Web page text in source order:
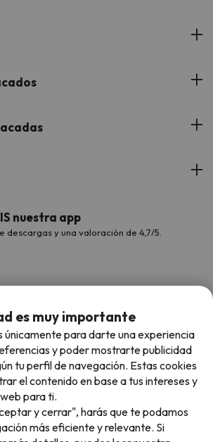
medios
clientes
nuestra app
descargas y una valoración de 4,7/5.
es muy importante
únicamente para darte una experiencia
y poder mostrarte publicidad
tu perfil de navegación. Estas cookies
el contenido en base a tus intereses y
para ti.
y cerrar", harás que te podamos
más eficiente y relevante. Si